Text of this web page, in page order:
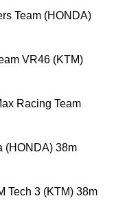
Team (HONDA)
VR46 (KTM)
Racing Team
(HONDA) 38m
Tech 3 (KTM) 38m